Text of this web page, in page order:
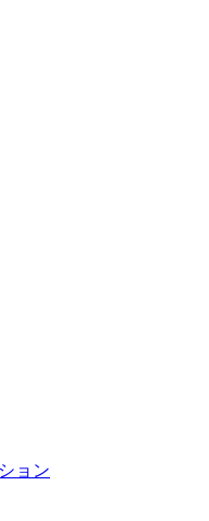
ョン